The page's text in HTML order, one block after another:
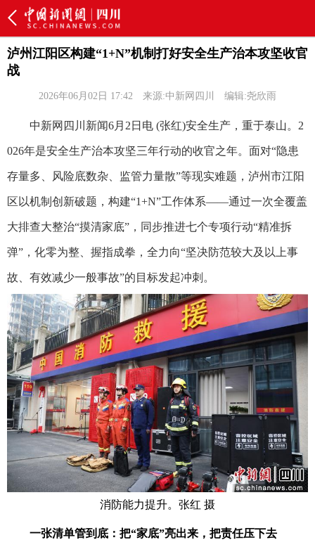
泸州江阳区构建“1+N”机制打好安全生产治本攻坚收官
战
2026年06月02日 17:42 来源:中新网四川 编辑:尧欣雨
中新网四川新闻6月2日电 (张红)安全生产，重于泰山。2
026年是安全生产治本攻坚三年行动的收官之年。面对“隐患
存量多、风险底数杂、监管力量散”等现实难题，泸州市江阳
区以机制创新破题，构建“1+N”工作体系——通过一次全覆盖
大排查大整治“摸清家底”，同步推进七个专项行动“精准拆
弹”，化零为整、握指成拳，全力向“坚决防范较大及以上事
故、有效减少一般事故”的目标发起冲刺。
消防能力提升。张红 摄
一张清单管到底：把“家底”亮出来，把责任压下去